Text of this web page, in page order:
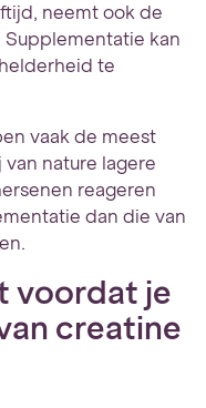
neemt ook de
kan
te
vaak de meest
nature lagere
reageren
dan die van
voordat je
creatine